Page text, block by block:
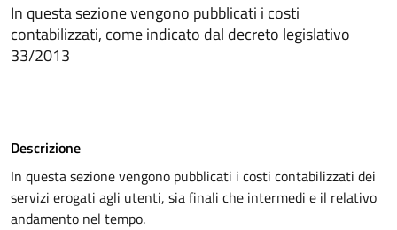
In questa sezione vengono pubblicati i costi
contabilizzati, come indicato dal decreto legislativo
33/2013
Descrizione
In questa sezione vengono pubblicati i costi contabilizzati dei
servizi erogati agli utenti, sia finali che intermedi e il relativo
andamento nel tempo.